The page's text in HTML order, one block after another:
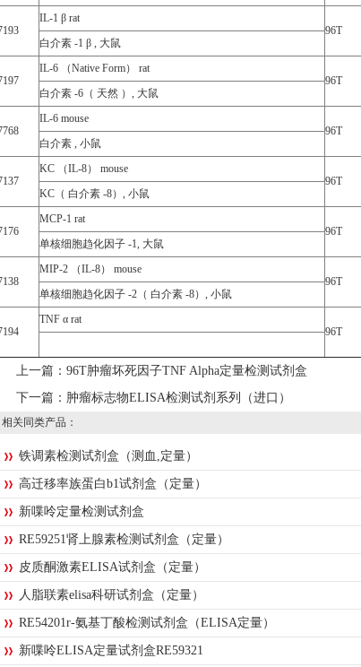
IL-1 β rat
96T
白介素 -1 β , 大鼠
IL-6 （Native Form） rat
96T
白介素 -6（ 天然 ）, 大鼠
IL-6 mouse
96T
白介素 , 小鼠
KC （IL-8） mouse
96T
KC（ 白介素 -8）, 小鼠
MCP-1 rat
96T
单核细胞趋化因子 -1, 大鼠
MIP-2 （IL-8） mouse
96T
单核细胞趋化因子 -2（ 白介素 -8）, 小鼠
TNF α rat
96T
上一篇： 96T肿瘤坏死因子TNF Alpha定量检测试剂盒
下一篇： 肿瘤标志物ELISA检测试剂系列（进口）
关同类产品：
铁调素检测试剂盒（测血,定量）
高迁移率族蛋白b1试剂盒（定量）
新喋呤定量检测试剂盒
RE59251肾上腺素检测试剂盒（定量）
皮质酮激素ELISA试剂盒（定量）
人脂联素elisa科研试剂盒（定量）
RE54201r-氨基丁酸检测试剂盒（ELISA定量）
新喋呤ELISA定量试剂盒RE59321